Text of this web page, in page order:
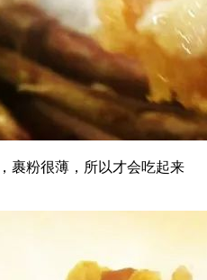
裹粉很薄，所以才会吃起来